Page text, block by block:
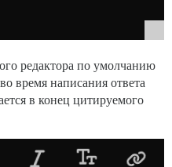
редактора по умолчанию
время написания ответа
в конец цитируемого